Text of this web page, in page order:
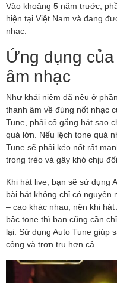
Vào khoảng 5 năm trước,
hiện tại Việt Nam và đang
nhạc.
Ứng dụng
âm nhạc
Như khái niệm đã nêu ở
thanh âm về đúng nốt nhạc
Tune, phải cố gắng hát sao
quá lớn. Nếu lệch tone quá
Tune sẽ phải kéo nốt rất
trong trẻo và gây khó chịu
Khi hát live, bạn sẽ sử dụng
bài hát không chỉ có nguyên
– cao khác nhau, nên khi
bậc tone thì bạn cũng cần
lại. Sử dụng Auto Tune giúp
công và trơn tru hơn cả.